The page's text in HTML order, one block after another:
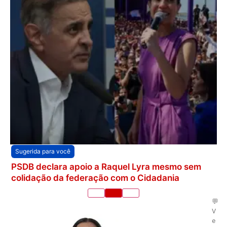
Sugerida para você
PSDB declara apoio a Raquel Lyra mesmo sem
colidação da federação com o Cidadania
💬
V
e